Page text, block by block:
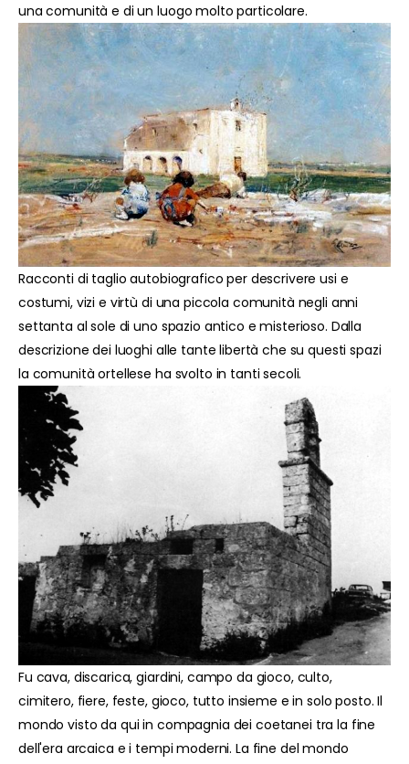
una comunità e di un luogo molto particolare.
Racconti di taglio autobiografico per descrivere usi e
costumi, vizi e virtù di una piccola comunità negli anni
settanta al sole di uno spazio antico e misterioso. Dalla
descrizione dei luoghi alle tante libertà che su questi spazi
la comunità ortellese ha svolto in tanti secoli.
Fu cava, discarica, giardini, campo da gioco, culto,
cimitero, fiere, feste, gioco, tutto insieme e in solo posto. Il
mondo visto da qui in compagnia dei coetanei tra la fine
dell'era arcaica e i tempi moderni. La fine del mondo